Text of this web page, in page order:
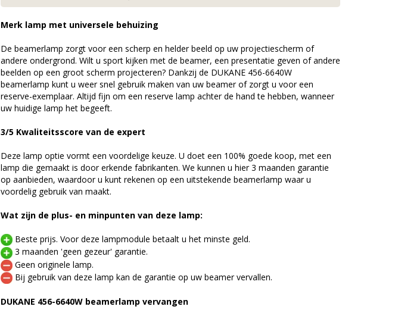
Merk lamp met universele behuizing
De beamerlamp zorgt voor een scherp en helder beeld op uw projectiescherm of
andere ondergrond. Wilt u sport kijken met de beamer, een presentatie geven of andere
beelden op een groot scherm projecteren? Dankzij de DUKANE 456-6640W
beamerlamp kunt u weer snel gebruik maken van uw beamer of zorgt u voor een
reserve-exemplaar. Altijd fijn om een reserve lamp achter de hand te hebben, wanneer
uw huidige lamp het begeeft.
3/5 Kwaliteitsscore van de expert
Deze lamp optie vormt een voordelige keuze. U doet een 100% goede koop, met een
lamp die gemaakt is door erkende fabrikanten. We kunnen u hier 3 maanden garantie
op aanbieden, waardoor u kunt rekenen op een uitstekende beamerlamp waar u
voordelig gebruik van maakt.
Wat zijn de plus- en minpunten van deze lamp:
Beste prijs. Voor deze lampmodule betaalt u het minste geld.
3 maanden 'geen gezeur' garantie.
Geen originele lamp.
Bij gebruik van deze lamp kan de garantie op uw beamer vervallen.
DUKANE 456-6640W beamerlamp vervangen